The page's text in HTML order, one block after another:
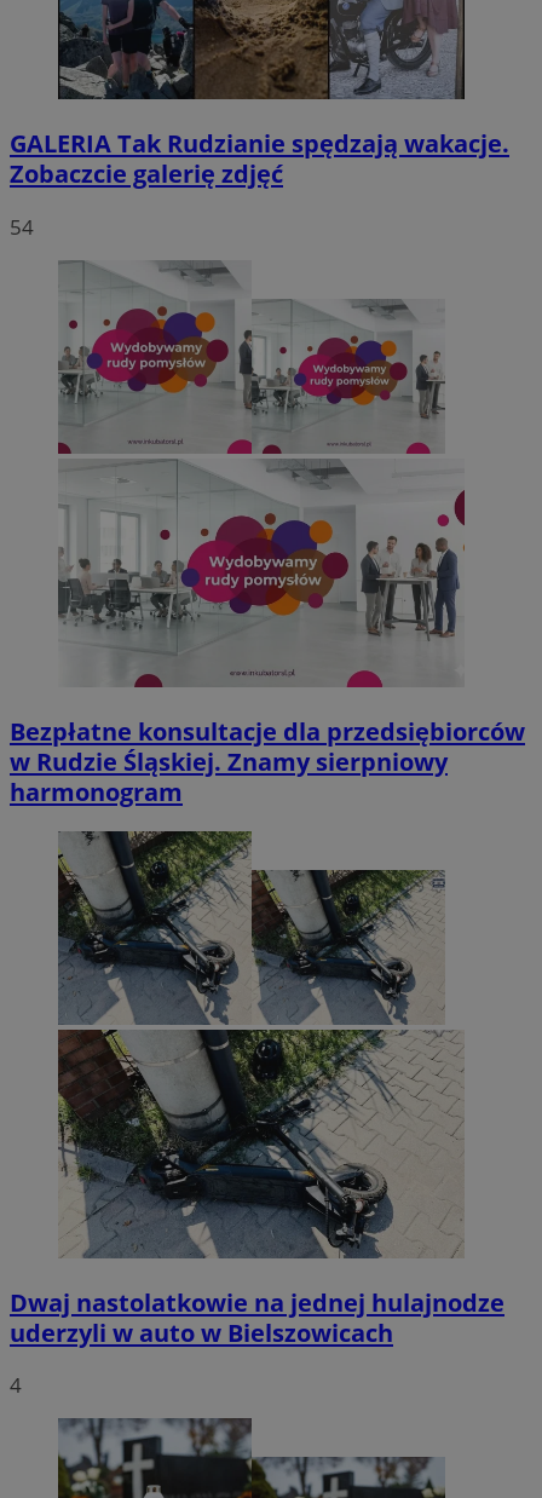
GALERIATak Rudzianie spędzają wakacje.
Zobaczcie galerię zdjęć
54
Bezpłatne konsultacje dla przedsiębiorców
w Rudzie Śląskiej. Znamy sierpniowy
harmonogram
Dwaj nastolatkowie na jednej hulajnodze
uderzyli w auto w Bielszowicach
4